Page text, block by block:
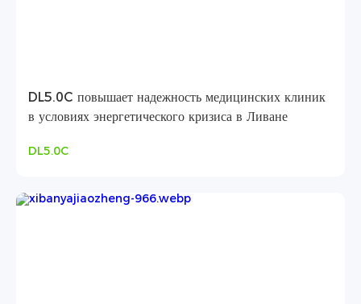
DL5.0C повышает надежность медицинских клиник
в условиях энергетического кризиса в Ливане
DL5.0C